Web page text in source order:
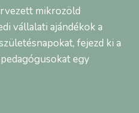
mikrozöld
vállalati ajándékok a
fejezd ki a
egy